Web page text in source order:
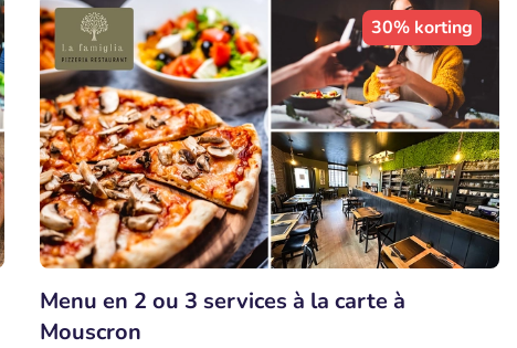
30% korting
Menu en 2 ou 3 services à la carte à
Mouscron